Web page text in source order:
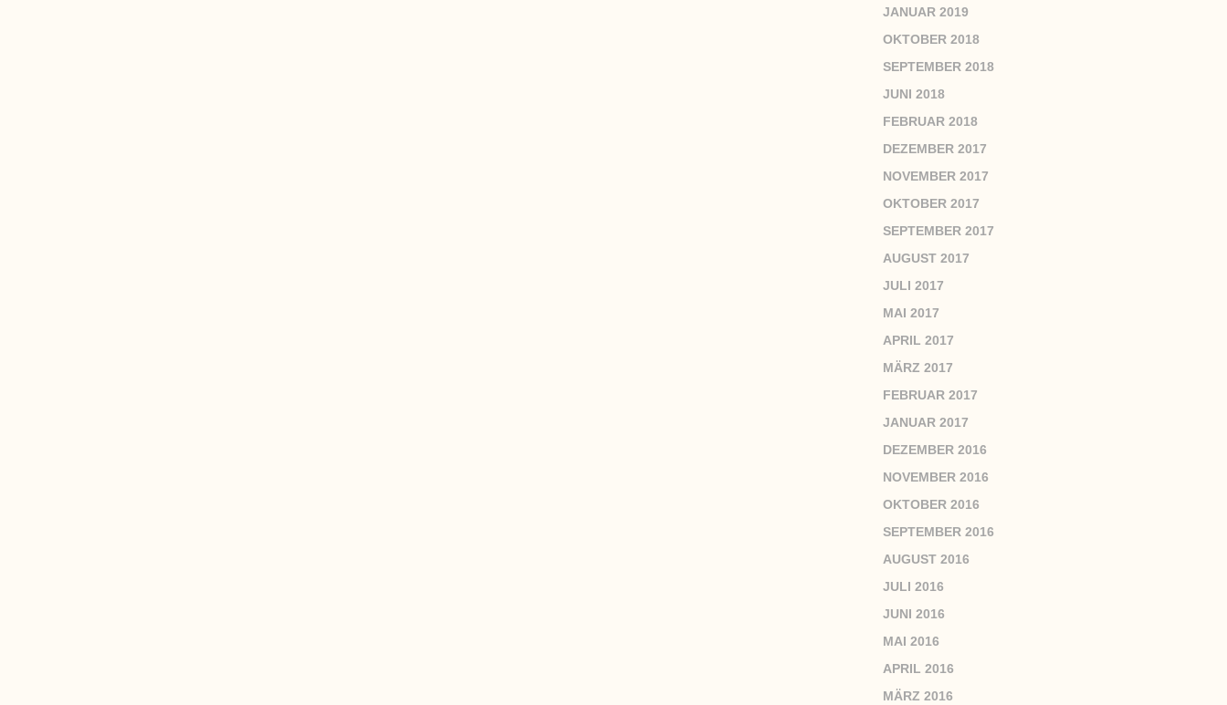
JANUAR 2019
OKTOBER 2018
SEPTEMBER 2018
JUNI 2018
FEBRUAR 2018
DEZEMBER 2017
NOVEMBER 2017
OKTOBER 2017
SEPTEMBER 2017
AUGUST 2017
JULI 2017
MAI 2017
APRIL 2017
MÄRZ 2017
FEBRUAR 2017
JANUAR 2017
DEZEMBER 2016
NOVEMBER 2016
OKTOBER 2016
SEPTEMBER 2016
AUGUST 2016
JULI 2016
JUNI 2016
MAI 2016
APRIL 2016
MÄRZ 2016